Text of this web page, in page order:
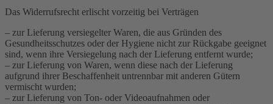
Das Widerrufsrecht erlischt vorzeitig bei Verträgen
– zur Lieferung versiegelter Waren, die aus Gründen des
Gesundheitsschutzes oder der Hygiene nicht zur Rückgabe geeignet
sind, wenn ihre Versiegelung nach der Lieferung entfernt wurde;
– zur Lieferung von Waren, wenn diese nach der Lieferung
aufgrund ihrer Beschaffenheit untrennbar mit anderen Gütern
vermischt wurden;
– zur Lieferung von Ton- oder Videoaufnahmen oder